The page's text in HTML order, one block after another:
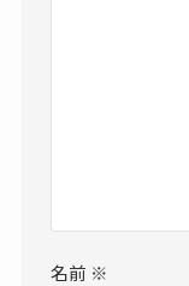
名前 ※